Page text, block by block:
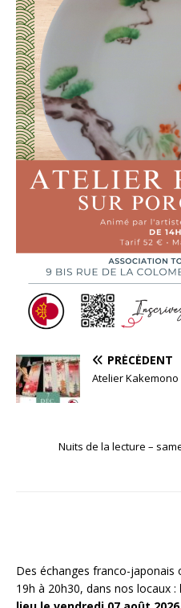
PRÉCÉDENT
Atelier
Nuits de la lecture –
Des échanges franco-japonais
19h à 20h30, dans nos locaux :